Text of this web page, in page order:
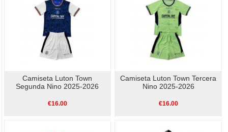
Camiseta Luton Town
Segunda Nino 2025-2026
€16.00
Camiseta Luton Town Tercera
Nino 2025-2026
€16.00